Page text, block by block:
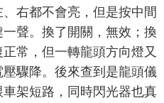
右都不會亮，但是按中間
聲。換了開關，無效；換
常，但一轉龍頭方向燈又
驟降。後來查到是龍頭儀
架短路，同時閃光器也真